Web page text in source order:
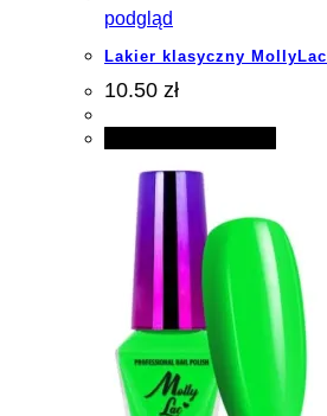
podgląd
Lakier klasyczny MollyLac
10.50 zł